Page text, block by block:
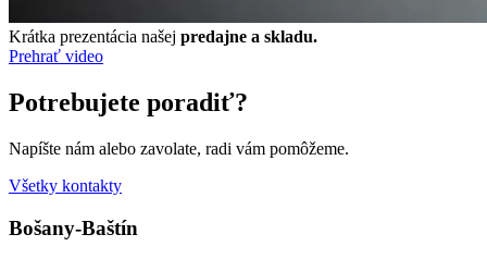
Krátka prezentácia našej predajne a skladu.
Prehrať video
Potrebujete poradiť?
Napíšte nám alebo zavolate, radi vám pomôžeme.
Všetky kontakty
Bošany-Baštín